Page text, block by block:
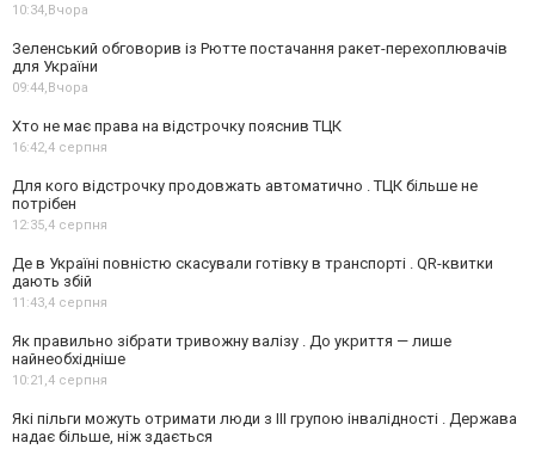
10:34, Вчора
Зеленський обговорив із Рютте постачання ракет-перехоплювачів
для України
09:44, Вчора
Хто не має права на відстрочку пояснив ТЦК
16:42,4 серпня
Для кого відстрочку продовжать автоматично . ТЦК більше не
потрібен
12:35,4 серпня
Де в Україні повністю скасували готівку в транспорті . QR-квитки
дають збій
11:43,4 серпня
Як правильно зібрати тривожну валізу . До укриття — лише
найнеобхідніше
10:21,4 серпня
Які пільги можуть отримати люди з III групою інвалідності . Держава
надає більше, ніж здається